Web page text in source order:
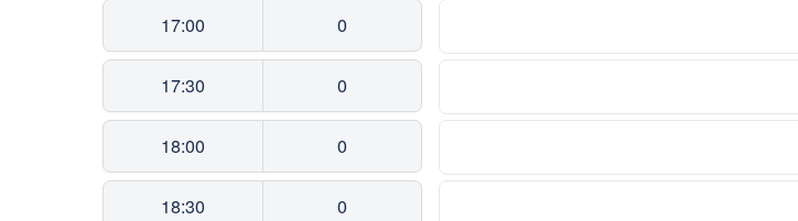
17:00 0
17:30 0
18:00 0
18:30 0